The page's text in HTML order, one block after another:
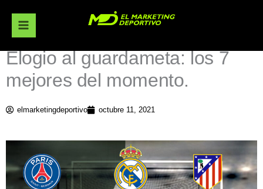
contenido
Elogio al guardameta: los 7
mejores del momento.
elmarketingdeportivo octubre 11, 2021